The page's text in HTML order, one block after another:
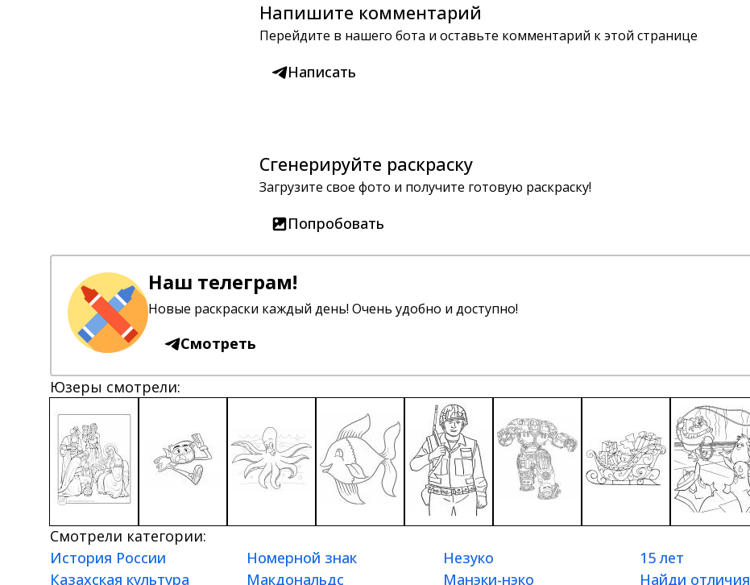
Напишите комментарий
Перейдите в нашего бота и оставьте комментарий к этой странице
Написать
Сгенерируйте раскраску
Загрузите свое фото и получите готовую раскраску!
Попробовать
Наш телеграм!
Новые раскраски каждый день! Очень удобно и доступно!
Смотреть
Юзеры смотрели:
Смотрели категории:
История России
Номерной знак Незуко 15 лет
Казахская культура
Макдональдс Манэки-нэко Найди отличия